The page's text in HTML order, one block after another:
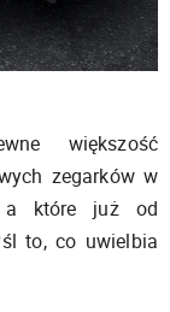
większość
zegarków w
a które już od
to, co uwielbia